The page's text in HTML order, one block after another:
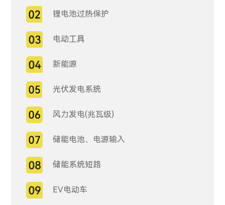
锂电池过热保护
电动工具
新能源
光伏发电系统
风力发电(兆瓦级)
储能电池、电源输入
储能系统短路
EV电动车